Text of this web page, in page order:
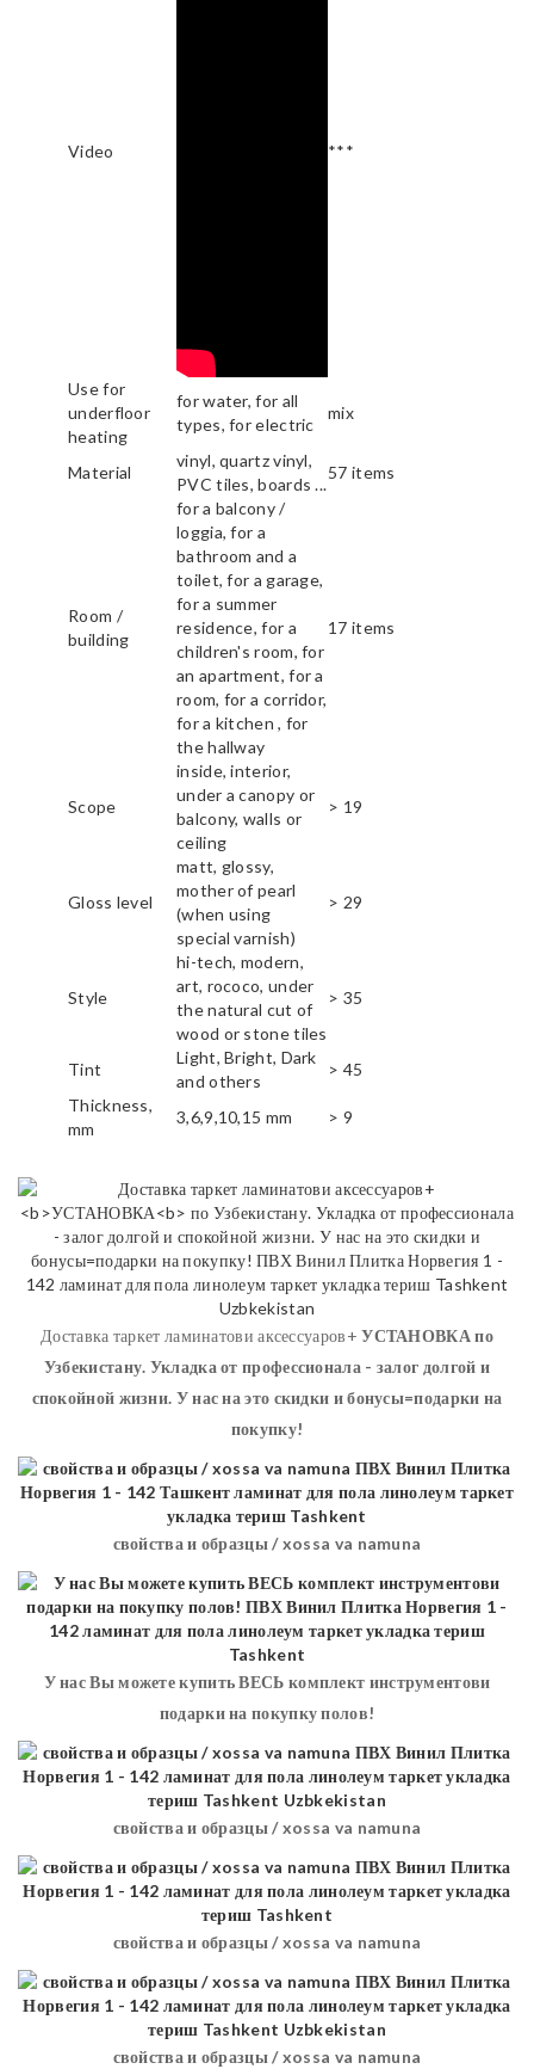
Video ***
Use for
underfloor
heating
for water, for all
types, for electric
mix
Material
vinyl, quartz vinyl,
PVC tiles, boards ...
57 items
Room /
building
for a balcony /
loggia, for a
bathroom and a
toilet, for a garage,
for a summer
residence, for a
children's room, for
an apartment, for a
room, for a corridor,
for a kitchen , for
the hallway
17 items
Scope
inside, interior,
under a canopy or
balcony, walls or
ceiling
> 19
Gloss level
matt, glossy,
mother of pearl
(when using
special varnish)
> 29
Style
hi-tech, modern,
art, rococo, under
the natural cut of
wood or stone tiles
> 35
Tint
Light, Bright, Dark
and others
> 45
Thickness,
mm
3,6,9,10,15 mm > 9
Доставка таркет ламинатови аксессуаров+УСТАНОВКАпо
Узбекистану. Укладка от профессионала - залог долгой и
спокойной жизни. У нас на это скидки и бонусы=подарки на
покупку!
свойства и образцы / xossa va namuna
У нас Вы можете купить ВЕСЬ комплект инструментови
подарки на покупку полов!
свойства и образцы / xossa va namuna
свойства и образцы / xossa va namuna
свойства и образцы / xossa va namuna